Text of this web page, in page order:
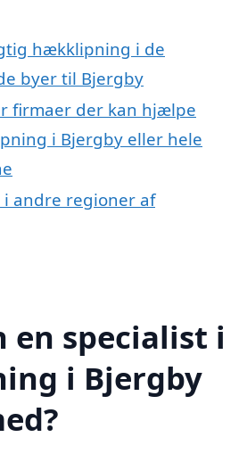
hækklipning i de
byer til Bjergby
firmaer der kan hjælpe
i Bjergby eller hele
andre regioner af
en specialist i
i Bjergby